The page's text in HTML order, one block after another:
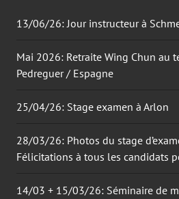
13/06/26: Jour instructeur à
Mai 2026: Retraite Wing Chun au
Pedreguer / Espagne
25/04/26: Stage examen à Arlon
28/03/26: Photos du stage
Félicitations à tous les candidats
14/03 + 15/03/26: Séminaire de